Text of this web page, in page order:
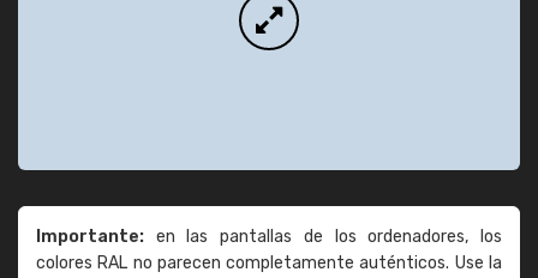
Importante: en las pantallas de los ordenadores, los
colores RAL no parecen completamente auténticos. Use la